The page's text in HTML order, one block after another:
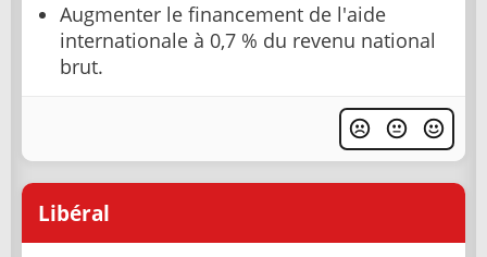
Augmenter le financement de l'aide
internationale à 0,7 % du revenu national
brut.
Libéral